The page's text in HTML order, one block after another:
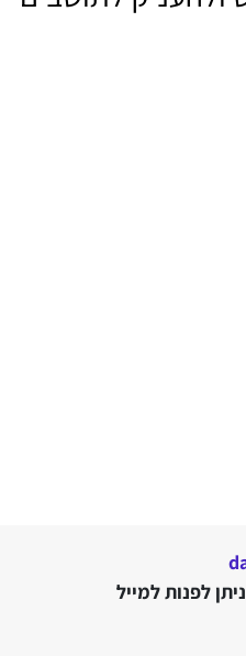
לפנות למייל